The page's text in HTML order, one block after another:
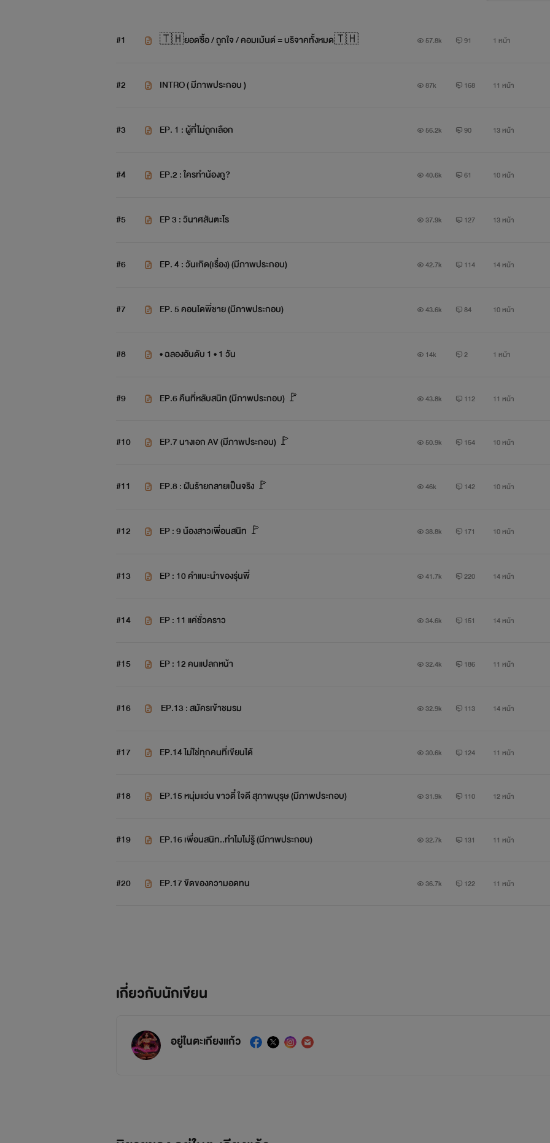
#1 🇹🇭ยอดซื้อ / ถูกใจ / คอมเม้นต์ = บริจาคทั้งหมด🇹🇭 57.8k 91 1 หน้า
#2 INTRO ( มีภาพประกอบ ) 87k 168 11 หน้า
#3 EP. 1 : ผู้ที่ไม่ถูกเลือก 56.2k 90 13 หน้า
#4 EP.2 : ใครทำน้องกู? 40.6k 61 10 หน้า
#5 EP 3 : วินาศสันตะโร 37.9k 127 13 หน้า
#6 EP. 4 : วันเกิด(เรื่อง) (มีภาพประกอบ) 42.7k 114 14 หน้า
#7 EP. 5 คอนโดพี่ชาย (มีภาพประกอบ) 43.6k 84 10 หน้า
#8 • ฉลองอันดับ 1 • 1 วัน 14k 2 1 หน้า
#9 EP.6 คืนที่หลับสนิท (มีภาพประกอบ) 🚩 43.8k 112 11 หน้า
#10 EP.7 นางเอก AV (มีภาพประกอบ) 🚩 50.9k 154 10 หน้า
#11 EP.8 : ฝันร้ายกลายเป็นจริง 🚩 46k 142 10 หน้า
#12 EP : 9 น้องสาวเพื่อนสนิท 🚩 38.8k 171 10 หน้า
#13 EP : 10 คำแนะนำของรุ่นพี่ 41.7k 220 14 หน้า
#14 EP : 11 แค่ชั่วคราว 34.6k 151 14 หน้า
#15 EP : 12 คนแปลกหน้า 32.4k 186 11 หน้า
#16 EP.13 : สมัครเข้าชมรม 32.9k 113 14 หน้า
#17 EP.14 ไม่ใช่ทุกคนที่เขียนได้ 30.6k 124 11 หน้า
#18 EP.15 หนุ่มแว่น ขาวตี๋ ใจดี สุภาพบุรุษ (มีภาพประกอบ) 31.9k 110 12 หน้า
#19 EP.16 เพื่อนสนิท..ทำไมไม่รู้ (มีภาพประกอบ) 32.7k 131 11 หน้า
#20 EP.17 ขีดของความอดทน 36.7k 122 11 หน้า
เกี่ยวกับนักเขียน
อยู่ในตะเกียงแก้ว